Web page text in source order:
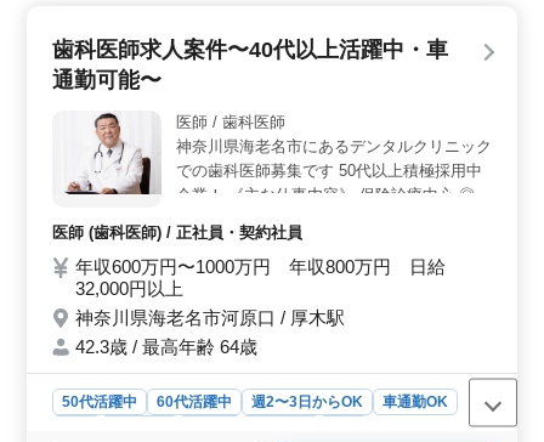
備。週2〜5日の相談可能な勤務日数で、柔軟な働き方が
実現。長期で働ける方、50代・60代も歓迎。女性医師も
の歯科医師には年収550万円〜800万円。日給2万〜3万
円。通勤手当実費支給、賞与あり。雇用・労災・健康・
厚生の充実した福利厚生が整っています。経験を活かし
て長く働ける環境です。
歯科医師求人案件〜40代以上活躍中・車
通勤可能〜
医師 / 歯科医師
神奈川県海老名市にあるデンタルクリニック
での歯科医師募集です 50代以上積極採用中
企業！ 《主な仕事内容》 保険診療中心 ◎歯
や歯周病の治療 ◎予防歯科 ◎口腔ケアや審
美歯科 ◎歯列矯正 ◎歯科検診 等 ＊備考＊
・勤務日相談可能（その他備考） ・50代、
60代歓迎 ・女医歓迎 ・自費診療経験者、イ
ンプラント経験者も歓迎 年齢ではなく経験
のあるベテラン層を歓迎致します！ 是非ご
医師 (歯科医師) / 正社員・契約社員
年収600万円〜1000万円 年収800万円 日給
32,000円以上
神奈川県海老名市河原口 / 厚木駅
42.3歳 / 最高年齢 64歳
50代活躍中 60代活躍中 週2〜3日からOK
車通勤OK